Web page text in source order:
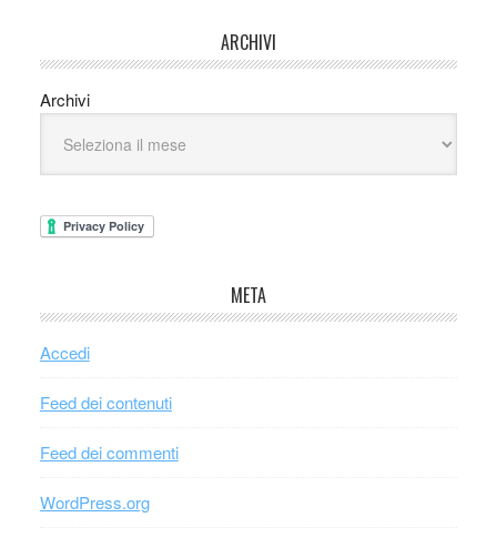
ARCHIVI
Archivi
META
Accedi
Feed dei contenuti
Feed dei commenti
WordPress.org